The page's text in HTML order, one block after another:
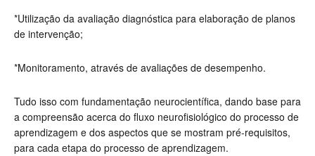
*Utilização da avaliação diagnóstica para elaboração de planos
de intervenção;
*Monitoramento, através de avaliações de desempenho.
Tudo isso com fundamentação neurocientífica, dando base para
a compreensão acerca do fluxo neurofisiológico do processo de
aprendizagem e dos aspectos que se mostram pré-requisitos,
para cada etapa do processo de aprendizagem.